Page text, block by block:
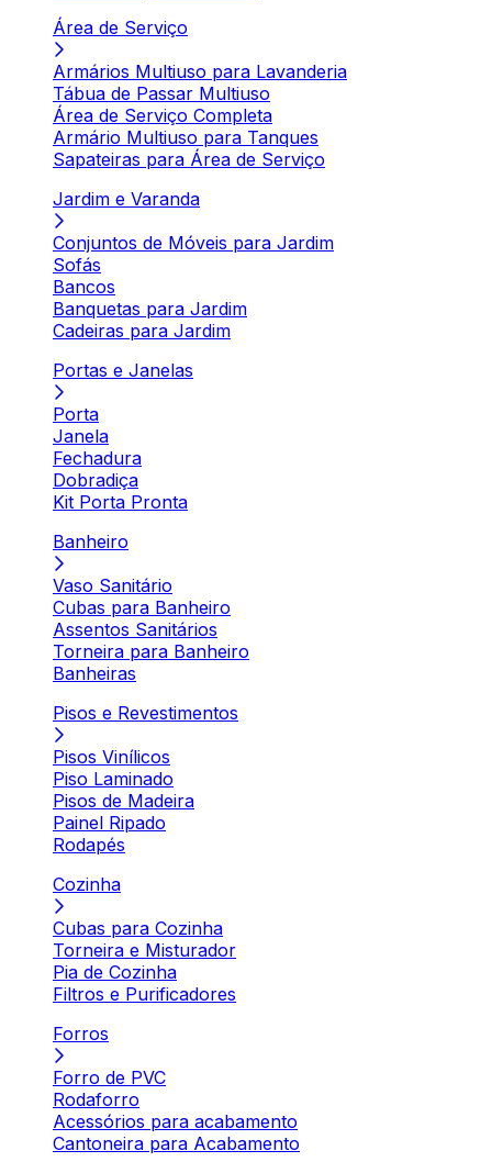
Área de Serviço
Armários Multiuso para Lavanderia
Tábua de Passar Multiuso
Área de Serviço Completa
Armário Multiuso para Tanques
Sapateiras para Área de Serviço
Jardim e Varanda
Conjuntos de Móveis para Jardim
Sofás
Bancos
Banquetas para Jardim
Cadeiras para Jardim
Portas e Janelas
Porta
Janela
Fechadura
Dobradiça
Kit Porta Pronta
Banheiro
Vaso Sanitário
Cubas para Banheiro
Assentos Sanitários
Torneira para Banheiro
Banheiras
Pisos e Revestimentos
Pisos Vinílicos
Piso Laminado
Pisos de Madeira
Painel Ripado
Rodapés
Cozinha
Cubas para Cozinha
Torneira e Misturador
Pia de Cozinha
Filtros e Purificadores
Forros
Forro de PVC
Rodaforro
Acessórios para acabamento
Cantoneira para Acabamento